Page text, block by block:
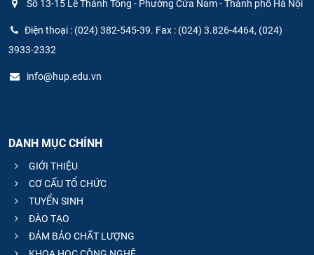
Số 13-15 Lê Thánh Tông - Phường Cửa Nam - Thành phố Hà Nội
Điện thoại : (024) 382-545-39. Fax : (024) 3.826-4464, (024)
3933-2332
info@hup.edu.vn
DANH MỤC CHÍNH
GIỚI THIỆU
CƠ CẤU TỔ CHỨC
TUYỂN SINH
ĐÀO TẠO
ĐẢM BẢO CHẤT LƯỢNG